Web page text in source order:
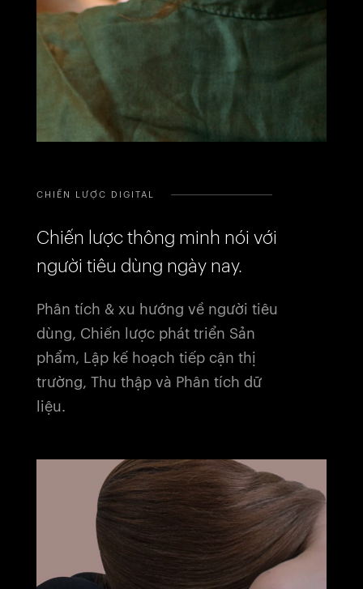
CHIẾN LƯỢC DIGITAL
Chiến lược thông minh nói với
người tiêu dùng ngày nay.
Phân tích & xu hướng về người tiêu
dùng, Chiến lược phát triển Sản
phẩm, Lập kế hoạch tiếp cận thị
trường, Thu thập và Phân tích dữ
liệu.